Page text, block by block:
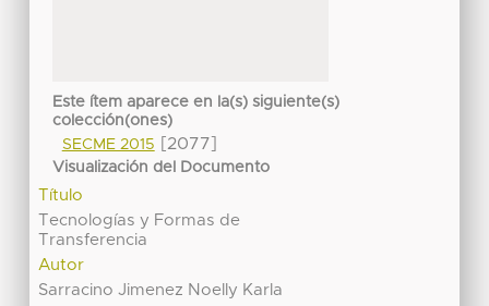
Este ítem aparece en la(s) siguiente(s)
colección(ones)
SECME 2015
[2077]
Visualización del Documento
Título
Tecnologías y Formas de
Transferencia
Autor
Sarracino Jimenez Noelly Karla